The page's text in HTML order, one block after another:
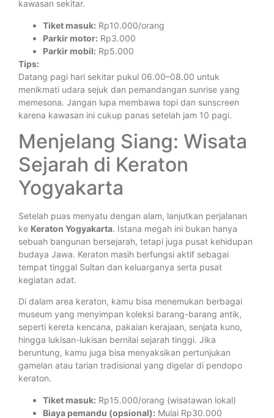
kawasan sekitar.
Tiket masuk: Rp10.000/orang
Parkir motor: Rp3.000
Parkir mobil: Rp5.000
Tips:
Datang pagi hari sekitar pukul 06.00–08.00 untuk
menikmati udara sejuk dan pemandangan sunrise yang
memesona. Jangan lupa membawa topi dan sunscreen
karena kawasan ini cukup panas setelah jam 10 pagi.
Menjelang Siang: Wisata
Sejarah di Keraton
Yogyakarta
Setelah puas menyatu dengan alam, lanjutkan perjalanan
ke Keraton Yogyakarta. Istana megah ini bukan hanya
sebuah bangunan bersejarah, tetapi juga pusat kehidupan
budaya Jawa. Keraton masih berfungsi aktif sebagai
tempat tinggal Sultan dan keluarganya serta pusat
kegiatan adat.
Di dalam area keraton, kamu bisa menemukan berbagai
museum yang menyimpan koleksi barang-barang antik,
seperti kereta kencana, pakaian kerajaan, senjata kuno,
hingga lukisan-lukisan bernilai sejarah tinggi. Jika
beruntung, kamu juga bisa menyaksikan pertunjukan
gamelan atau tarian tradisional yang digelar di pendopo
keraton.
Tiket masuk: Rp15.000/orang (wisatawan lokal)
Biaya pemandu (opsional): Mulai Rp30.000